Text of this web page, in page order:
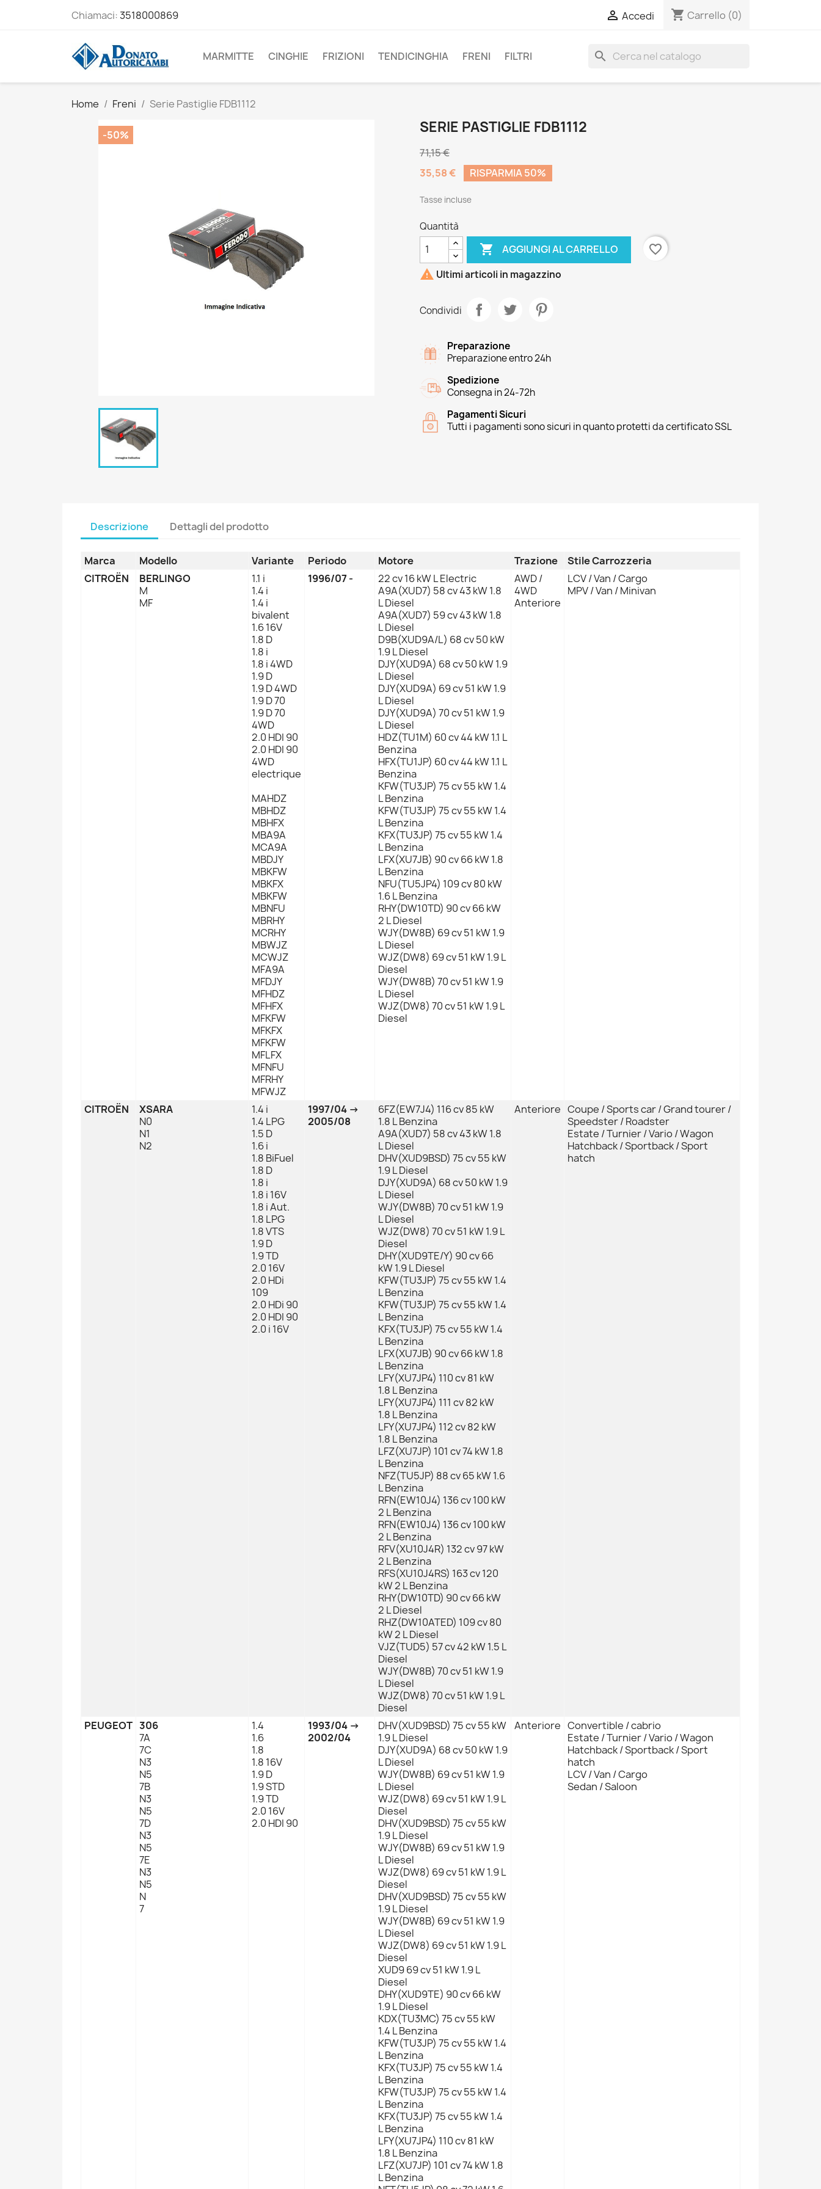
Chiamaci:3518000869  Accedi shopping_cart Carrello (0)
MARMITTE CINGHIE FRIZIONI TENDICINGHIA FRENI FILTRI search
Home Freni Serie Pastiglie FDB1112
-50% SERIE PASTIGLIE FDB1112
71,15 €
35,58 €
RISPARMIA 50%
Tasse incluse
Quantità
 AGGIUNGI AL CARRELLO
favorite_border
 Ultimi articoli in magazzino
Condividi
Preparazione
Preparazione entro 24h
Spedizione
Consegna in 24-72h
Pagamenti Sicuri
Tutti i pagamenti sono sicuri in quanto protetti da certificato SSL
Descrizione Dettagli del prodotto
Marca Modello Variante Periodo Motore Trazione
Stile Carrozzeria
CITROËN
BERLINGO
M
MF
1.1 i
1.4 i
1.4 i
bivalent
1.6 16V
1.8 D
1.8 i
1.8 i 4WD
1.9 D
1.9 D 4WD
1.9 D 70
1.9 D 70
4WD
2.0 HDI 90
2.0 HDI 90
4WD
electrique
MAHDZ
MBHDZ
MBHFX
MBA9A
MCA9A
MBDJY
MBKFW
MBKFX
MBKFW
MBNFU
MBRHY
MCRHY
MBWJZ
MCWJZ
MFA9A
MFDJY
MFHDZ
MFHFX
MFKFW
MFKFX
MFKFW
MFLFX
MFNFU
MFRHY
MFWJZ
1996/07 -
22 cv 16 kW L Electric
A9A(XUD7) 58 cv 43 kW 1.8
L Diesel
A9A(XUD7) 59 cv 43 kW 1.8
L Diesel
D9B(XUD9A/L) 68 cv 50 kW
1.9 L Diesel
DJY(XUD9A) 68 cv 50 kW 1.9
L Diesel
DJY(XUD9A) 69 cv 51 kW 1.9
L Diesel
DJY(XUD9A) 70 cv 51 kW 1.9
L Diesel
HDZ(TU1M) 60 cv 44 kW 1.1 L
Benzina
HFX(TU1JP) 60 cv 44 kW 1.1 L
Benzina
KFW(TU3JP) 75 cv 55 kW 1.4
L Benzina
KFW(TU3JP) 75 cv 55 kW 1.4
L Benzina
KFX(TU3JP) 75 cv 55 kW 1.4
L Benzina
LFX(XU7JB) 90 cv 66 kW 1.8
L Benzina
NFU(TU5JP4) 109 cv 80 kW
1.6 L Benzina
RHY(DW10TD) 90 cv 66 kW
2 L Diesel
WJY(DW8B) 69 cv 51 kW 1.9
L Diesel
WJZ(DW8) 69 cv 51 kW 1.9 L
Diesel
WJY(DW8B) 70 cv 51 kW 1.9
L Diesel
WJZ(DW8) 70 cv 51 kW 1.9 L
Diesel
AWD /
4WD
Anteriore
LCV / Van / Cargo
MPV / Van / Minivan
CITROËN
XSARA
N0
N1
N2
1.4 i
1.4 LPG
1.5 D
1.6 i
1.8 BiFuel
1.8 D
1.8 i
1.8 i 16V
1.8 i Aut.
1.8 LPG
1.8 VTS
1.9 D
1.9 TD
2.0 16V
2.0 HDi
109
2.0 HDi 90
2.0 HDI 90
2.0 i 16V
1997/04 →
2005/08
6FZ(EW7J4) 116 cv 85 kW
1.8 L Benzina
A9A(XUD7) 58 cv 43 kW 1.8
L Diesel
DHV(XUD9BSD) 75 cv 55 kW
1.9 L Diesel
DJY(XUD9A) 68 cv 50 kW 1.9
L Diesel
WJY(DW8B) 70 cv 51 kW 1.9
L Diesel
WJZ(DW8) 70 cv 51 kW 1.9 L
Diesel
DHY(XUD9TE/Y) 90 cv 66
kW 1.9 L Diesel
KFW(TU3JP) 75 cv 55 kW 1.4
L Benzina
KFW(TU3JP) 75 cv 55 kW 1.4
L Benzina
KFX(TU3JP) 75 cv 55 kW 1.4
L Benzina
LFX(XU7JB) 90 cv 66 kW 1.8
L Benzina
LFY(XU7JP4) 110 cv 81 kW
1.8 L Benzina
LFY(XU7JP4) 111 cv 82 kW
1.8 L Benzina
LFY(XU7JP4) 112 cv 82 kW
1.8 L Benzina
LFZ(XU7JP) 101 cv 74 kW 1.8
L Benzina
NFZ(TU5JP) 88 cv 65 kW 1.6
L Benzina
RFN(EW10J4) 136 cv 100 kW
2 L Benzina
RFN(EW10J4) 136 cv 100 kW
2 L Benzina
RFV(XU10J4R) 132 cv 97 kW
2 L Benzina
RFS(XU10J4RS) 163 cv 120
kW 2 L Benzina
RHY(DW10TD) 90 cv 66 kW
2 L Diesel
RHZ(DW10ATED) 109 cv 80
kW 2 L Diesel
VJZ(TUD5) 57 cv 42 kW 1.5 L
Diesel
WJY(DW8B) 70 cv 51 kW 1.9
L Diesel
WJZ(DW8) 70 cv 51 kW 1.9 L
Diesel
Anteriore Coupe / Sports car / Grand tourer /
Speedster / Roadster
Estate / Turnier / Vario / Wagon
Hatchback / Sportback / Sport
hatch
PEUGEOT 306
7A
7C
N3
N5
7B
N3
N5
7D
N3
N5
7E
N3
N5
N
7
1.4
1.6
1.8
1.8 16V
1.9 D
1.9 STD
1.9 TD
2.0 16V
2.0 HDI 90
1993/04 →
2002/04
DHV(XUD9BSD) 75 cv 55 kW
1.9 L Diesel
DJY(XUD9A) 68 cv 50 kW 1.9
L Diesel
WJY(DW8B) 69 cv 51 kW 1.9
L Diesel
WJZ(DW8) 69 cv 51 kW 1.9 L
Diesel
DHV(XUD9BSD) 75 cv 55 kW
1.9 L Diesel
WJY(DW8B) 69 cv 51 kW 1.9
L Diesel
WJZ(DW8) 69 cv 51 kW 1.9 L
Diesel
DHV(XUD9BSD) 75 cv 55 kW
1.9 L Diesel
WJY(DW8B) 69 cv 51 kW 1.9
L Diesel
WJZ(DW8) 69 cv 51 kW 1.9 L
Diesel
XUD9 69 cv 51 kW 1.9 L
Diesel
DHY(XUD9TE) 90 cv 66 kW
1.9 L Diesel
KDX(TU3MC) 75 cv 55 kW
1.4 L Benzina
KFW(TU3JP) 75 cv 55 kW 1.4
L Benzina
KFX(TU3JP) 75 cv 55 kW 1.4
L Benzina
KFW(TU3JP) 75 cv 55 kW 1.4
L Benzina
KFX(TU3JP) 75 cv 55 kW 1.4
L Benzina
LFY(XU7JP4) 110 cv 81 kW
1.8 L Benzina
LFZ(XU7JP) 101 cv 74 kW 1.8
L Benzina
Anteriore Convertible / cabrio
Estate / Turnier / Vario / Wagon
Hatchback / Sportback / Sport
hatch
LCV / Van / Cargo
Sedan / Saloon